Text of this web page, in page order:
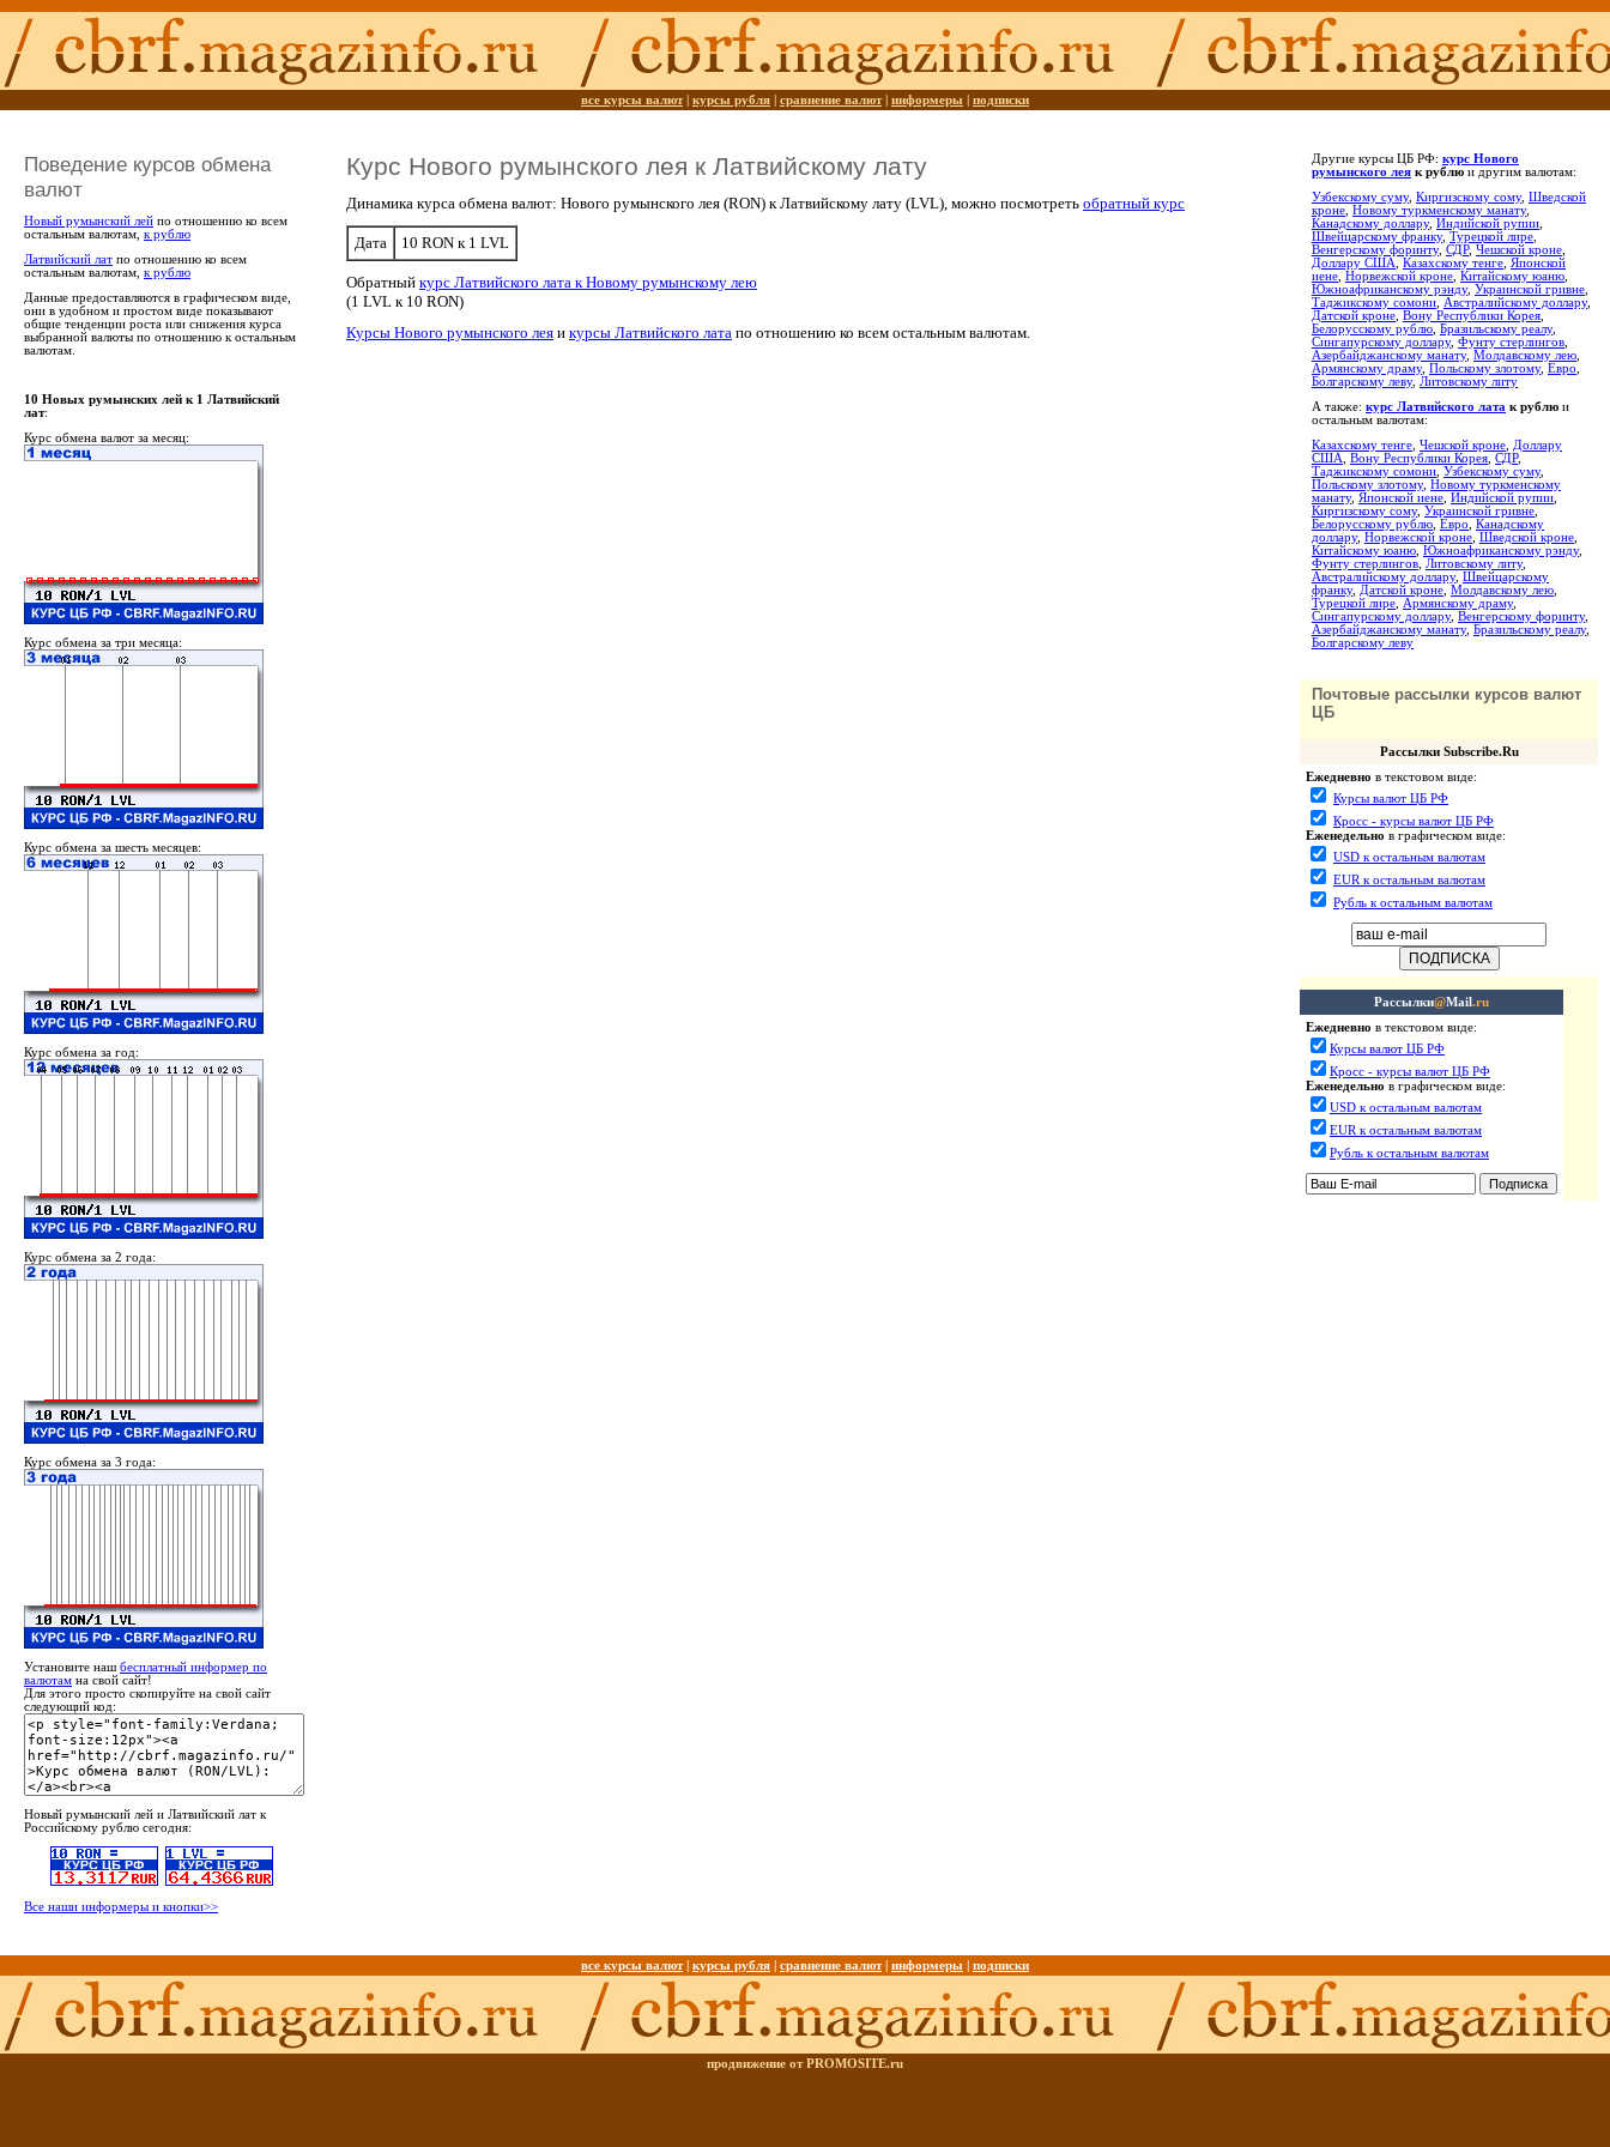
все курсы валют| курсы рубля сравнение валют| информеры подписки
Поведение курсов обмена
валют
Новый румынский лей по отношению ко всем
остальным валютам, к рублю
Латвийский лат по отношению ко всем
остальным валютам, к рублю
Данные предоставляются в графическом виде,
они в удобном и простом виде показывают
общие тенденции роста или снижения курса
выбранной валюты по отношению к остальным
валютам.
Курс Нового румынского лея к Латвийскому лату
Динамика курса обмена валют: Нового румынского лея (RON) к Латвийскому лату (LVL), можно посмотреть обратный курс
Дата 10 RON к 1 LVL
Обратный курс Латвийского лата к Новому румынскому лею
(1 LVL к 10 RON)
Курсы Нового румынского лея и курсы Латвийского лата по отношению ко всем остальным валютам.
Другие курсы ЦБ РФ: курс Нового
румынского лея к рублю и другим валютам:
Узбекскому суму, Киргизскому сому, Шведской
кроне Новому туркменскому манату,
Канадскому доллару, Индийской рупии
Швейцарскому франку, Турецкой лире
Венгерскому форинту, СДР, Чешской кроне
Доллару США
Казахскому тенге
Японской
иене Норвежской кроне Китайскому юаню
Южноафриканскому рэнду, Украинской гривне
Таджикскому сомони
Австралийскому доллару,
Датской кроне Вону Республики Корея
Белорусскому рублю Бразильскому реалу,
Сингапурскому доллару, Фунту стерлингов
Азербайджанскому манату, Молдавскому лею
Армянскому драму, Польскому злотому, Евро
Болгарскому леву, Литовскому литу
А также: курс Латвийского лата к рублю и
остальным валютам:
Казахскому тенге Чешской кроне
Доллару
США
Вону Республики Корея СДР,
Таджикскому сомони Узбекскому суму,
Польскому злотому, Новому туркменскому
манату, Японской иене Индийской рупии
Киргизскому сому, Украинской гривне
Белорусскому рублю Евро
Канадскому
доллару, Норвежской кроне Шведской кроне
Китайскому юаню Южноафриканскому рэнду,
Фунту стерлингов Литовскому литу,
Австралийскому доллару, Швейцарскому
франку, Датской кроне Молдавскому лею
Турецкой лире
Армянскому драму,
Сингапурскому доллару, Венгерскому форинту,
Азербайджанскому манату, Бразильскому реалу,
Болгарскому леву
Почтовые рассылки курсов валют
ЦБ
Рассылки Subscribe.Ru
Ежедневно в текстовом виде:
Курсы валют ЦБ РФ
Кросс - курсы валют ЦБ РФ
Еженедельно в графическом виде:
USD к остальным валютам
EUR к остальным валютам
Рубль к остальным валютам
Рассылки@Mail.ru
Ежедневно в текстовом виде:
Курсы валют ЦБ РФ
Кросс - курсы валют ЦБ РФ
Еженедельно в графическом виде:
USD к остальным валютам
EUR к остальным валютам
Рубль к остальным валютам
10 Новых румынских лей к 1 Латвийский
лат:
Курс обмена валют за месяц:
Курс обмена за три месяца:
Курс обмена за шесть месяцев:
Курс обмена за год:
Курс обмена за 2 года:
Курс обмена за 3 года:
Установите наш бесплатный информер по
валютам на свой сайт!
Для этого просто скопируйте на свой сайт
следующий код:
Новый румынский лей и Латвийский лат к
Российскому рублю сегодня:
Все наши информеры и кнопки>>
все курсы валют| курсы рубля сравнение валют| информеры подписки
продвижение от PROMOSITE.ru